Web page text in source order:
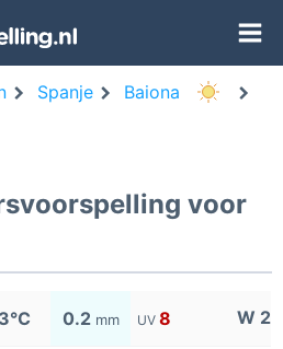
Spanje
Baiona
voor
0.2 mm UV 8 W 2